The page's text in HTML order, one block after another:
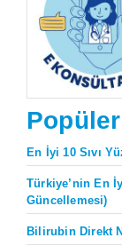
En İyi 10 Sıvı
Türkiye’nin En
Güncellemesi)
Bilirubin Direkt